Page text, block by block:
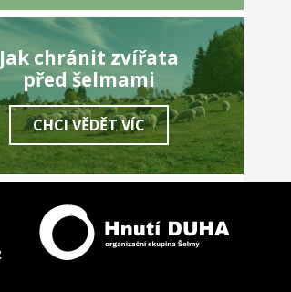
Jak chránit zvířata
před šelmami
CHCI VĚDĚT VÍC